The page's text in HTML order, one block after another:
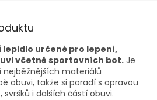
určené pro lepení,
včetně sportovních bot. Je
materiálů
obuvi, takže si poradí s opravou
i dalších částí obuvi.